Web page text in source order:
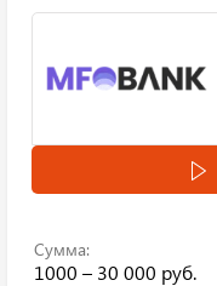
Сумма:
1000 – 30 000 руб.